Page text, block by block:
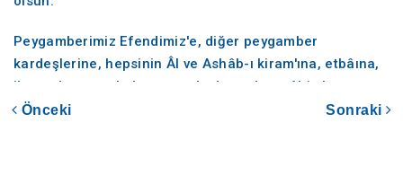
Peygamberimiz Efendimiz'e, diğer peygamber
kardeşlerine, hepsinin Âl ve Ashâb-ı kiram'ına, etbâına,
ihsan duygusuyla kıyamete kadar onlara tâbi olup
izinden gidenlere; sonsuzların sonsuzuna kadar salât-ü
Önceki Sonraki